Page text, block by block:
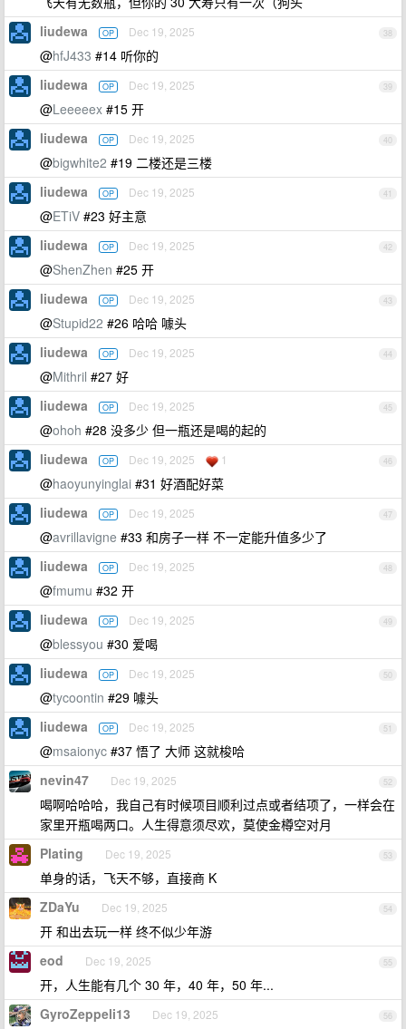
38
liudewa OP Dec 19, 2025
@hfJ433 #14 听你的
39
liudewa OP Dec 19, 2025
@Leeeeex #15 开
40
liudewa OP Dec 19, 2025
@bigwhite2 #19 二楼还是三楼
41
liudewa OP Dec 19, 2025
@ETiV #23 好主意
42
liudewa OP Dec 19, 2025
@ShenZhen #25 开
43
liudewa OP Dec 19, 2025
@Stupid22 #26 哈哈 噱头
44
liudewa OP Dec 19, 2025
@Mithril #27 好
45
liudewa OP Dec 19, 2025
@ohoh #28 没多少 但一瓶还是喝的起的
46
liudewa OP Dec 19, 2025 1
@haoyunyinglai #31 好酒配好菜
47
liudewa OP Dec 19, 2025
@avrillavigne #33 和房子一样 不一定能升值多少了
48
liudewa OP Dec 19, 2025
@fmumu #32 开
49
liudewa OP Dec 19, 2025
@blessyou #30 爱喝
50
liudewa OP Dec 19, 2025
@tycoontin #29 噱头
51
liudewa OP Dec 19, 2025
@msaionyc #37 悟了 大师 这就梭哈
52
nevin47 Dec 19, 2025
喝啊哈哈哈，我自己有时候项目顺利过点或者结项了，一样会在
家里开瓶喝两口。人生得意须尽欢，莫使金樽空对月
53
Plating Dec 19, 2025
单身的话，飞天不够，直接商 K
54
ZDaYu Dec 19, 2025
开 和出去玩一样 终不似少年游
55
eod Dec 19, 2025
开，人生能有几个 30 年，40 年，50 年...
56
GyroZeppeli13 Dec 19, 2025